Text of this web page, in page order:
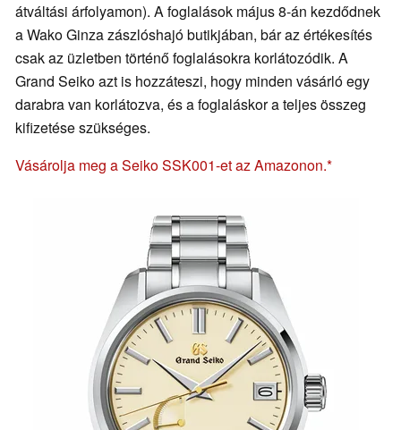
átváltási árfolyamon). A foglalások május 8-án kezdődnek
a Wako Ginza zászlóshajó butikjában, bár az értékesítés
csak az üzletben történő foglalásokra korlátozódik. A
Grand Seiko azt is hozzáteszi, hogy minden vásárló egy
darabra van korlátozva, és a foglaláskor a teljes összeg
kifizetése szükséges.
Vásárolja meg a Seiko SSK001-et az Amazonon.